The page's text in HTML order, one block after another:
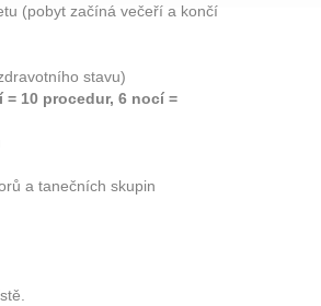
(pobyt začíná večeří a končí
stavu)
10 procedur, 6 nocí =
a tanečních skupin